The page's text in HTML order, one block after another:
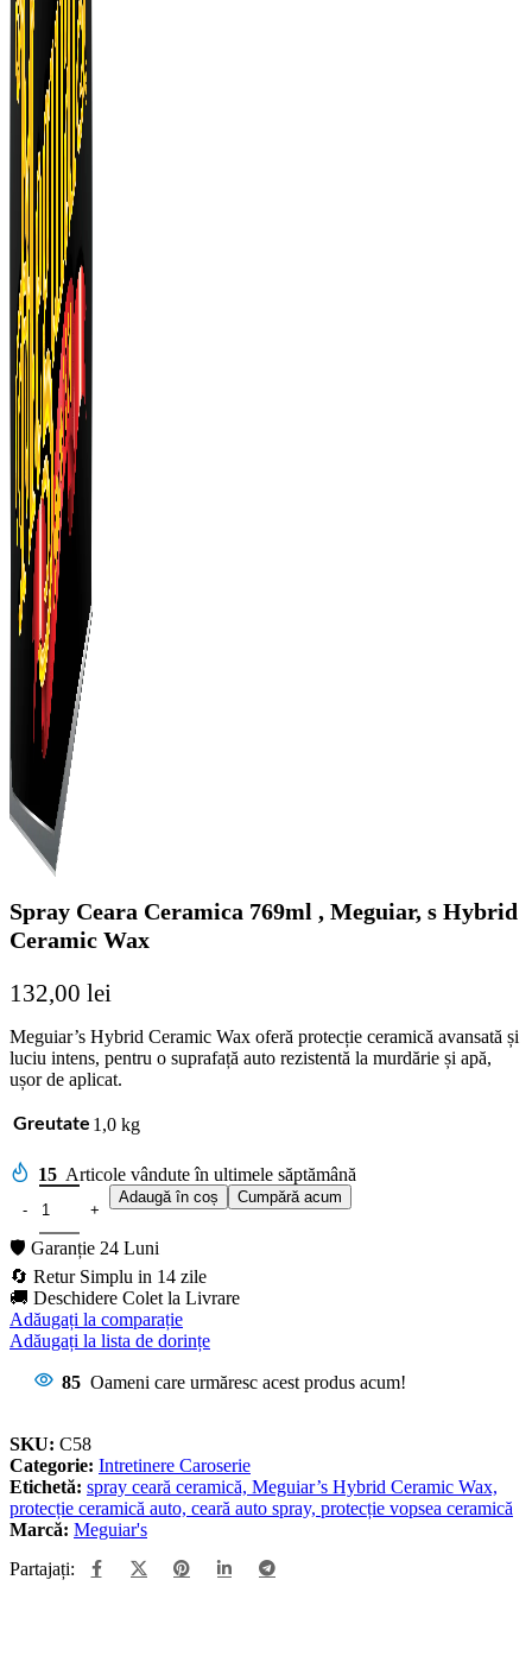
Spray Ceara Ceramica 769ml , Meguiar, s Hybrid
Ceramic Wax
132,00 lei
Meguiar’s Hybrid Ceramic Wax oferă protecție ceramică avansată și
luciu intens, pentru o suprafață auto rezistentă la murdărie și apă,
ușor de aplicat.
Greutate 1,0 kg
15 Articole vândute în ultimele săptămână
Adaugă în coș Cumpără acum
🛡️ Garanție 24 Luni
🔄 Retur Simplu in 14 zile
🚚 Deschidere Colet la Livrare
Adăugați la comparație
Adăugați la lista de dorințe
85 Oameni care urmăresc acest produs acum!
SKU: C58
Categorie: Intretinere Caroserie
Etichetă: spray ceară ceramică, Meguiar’s Hybrid Ceramic Wax,
protecție ceramică auto, ceară auto spray, protecție vopsea ceramică
Marcă: Meguiar's
Partajați: